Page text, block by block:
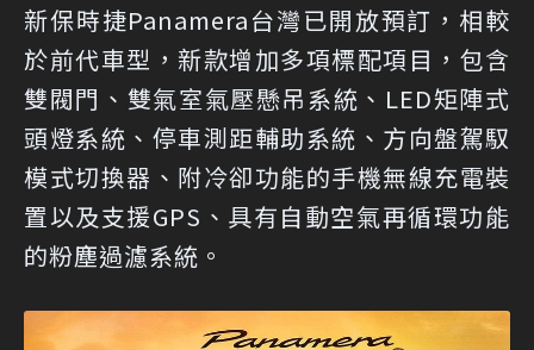
新保時捷Panamera台灣已開放預訂，相較
於前代車型，新款增加多項標配項目，包含
雙閥門、雙氣室氣壓懸吊系統、LED矩陣式
頭燈系統、停車測距輔助系統、方向盤駕馭
模式切換器、附冷卻功能的手機無線充電裝
置以及支援GPS、具有自動空氣再循環功能
的粉塵過濾系統。